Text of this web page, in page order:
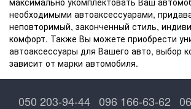
необходимыми автоаксессуарами,
неповторимый, законченный стиль,
комфорт. Также Вы можете приобрести
автоаксессуары для Вашего авто, выбор
зависит от марки автомобиля.
050 203-94-44 096 166-63-62